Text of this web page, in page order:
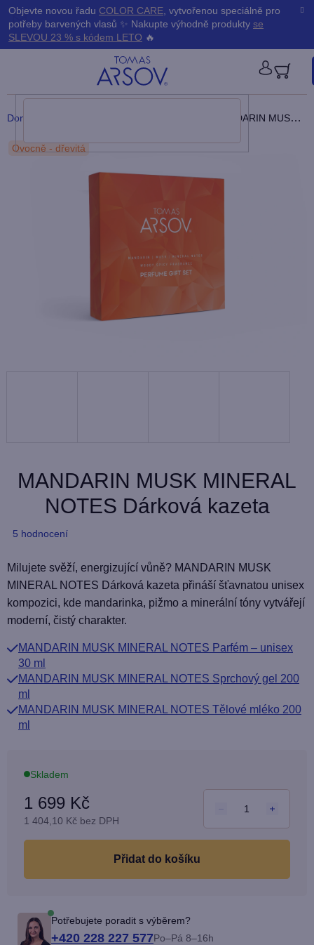
Přejít
na
obsah
Objevte novou řadu COLOR CARE, vytvořenou speciálně pro
potřeby barvených vlasů ✨ Nakupte výhodně produkty se
SLEVOU 23 % s kódem LETO 🔥
Domů MANDARIN MUSK MINERAL NOTES Dárková kazeta
Ovocně - dřevitá
MANDARIN MUSK MINERAL
NOTES Dárková kazeta
Průměrné
produktu
je
4,6
z
hvězdiček.
5 hodnocení
Milujete svěží, energizující vůně? MANDARIN MUSK
MINERAL NOTES Dárková kazeta přináší šťavnatou unisex
kompozici, kde mandarinka, pižmo a minerální tóny vytvářejí
moderní, čistý charakter.
MANDARIN MUSK MINERAL NOTES Parfém – unisex
30 ml
MANDARIN MUSK MINERAL NOTES Sprchový gel 200
ml
MANDARIN MUSK MINERAL NOTES Tělové mléko 200
ml
1 699 Kč
1 404,10 Kč bez DPH
cena:
Skladem
do košíku
Potřebujete poradit s výběrem?
+420 228 227 577Po–Pá 8–16h
K
o
k
Zpět
Zpět